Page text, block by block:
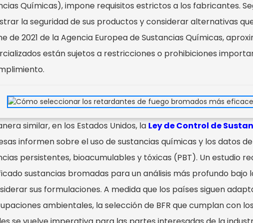
Químicas), impone requisitos estrictos a los fabricantes.
la seguridad de sus productos y considerar alternativas
de 2021 de la Agencia Europea de Sustancias Químicas,
están sujetos a restricciones o prohibiciones
similar, en los Estados Unidos, la Ley de Control de
informen sobre el uso de sustancias químicas y los datos
persistentes, bioacumulables y tóxicas (PBT). Un estudio
sustancias bromadas para un análisis más profundo bajo
sus formulaciones. A medida que los países siguen
ambientales, la selección de BFR que cumplan con